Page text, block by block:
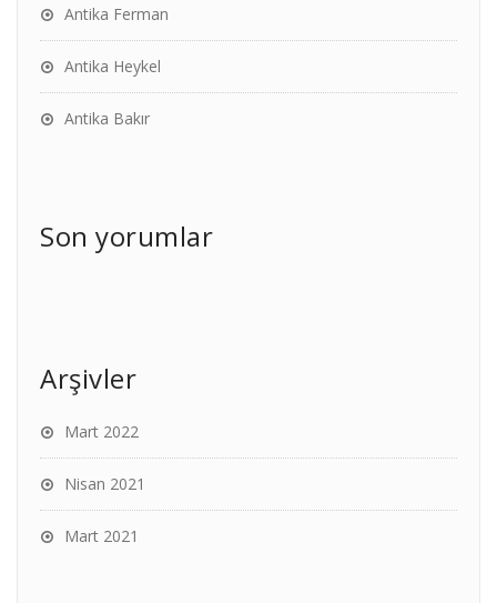
Antika Ferman
Antika Heykel
Antika Bakır
Son yorumlar
Arşivler
Mart 2022
Nisan 2021
Mart 2021